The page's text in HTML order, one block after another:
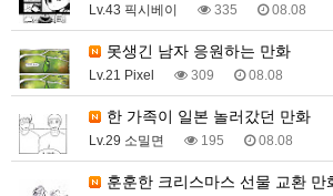
Lv.43 픽시베이 335 08.08
못생긴 남자 응원하는 만화
Lv.21 Pixel 309 08.08
한 가족이 일본 놀러갔던 만화
Lv.29 소밀면 195 08.08
훈훈한 크리스마스 선물 교환 만